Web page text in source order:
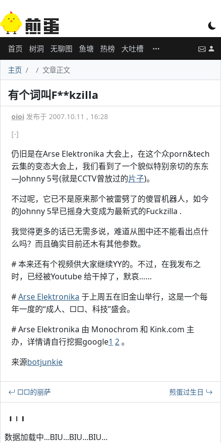
首页 树洞 无聊图 鱼塘 热榜 大吐槽
主页 文章正文
有个词叫F**kzilla
oioi 发布于 2007.10.11 , 16:28
[-]
仍旧是在Arse Elektronika 大会上，在这个众porn&tech
云集的变态大会上，我们看到了一个貌似特别亲切的东东
—Johnny 5号(就是CCTV曾放过的片子)。
不过呢，它已不是原来那个被雷劈了的傻冒机器人，如今
的Johnny 5早已摇身大变成为最新式的Fuckzilla .
我觉得更多的话已无需多说，难道从图中还不能看出点什
么吗？而且确实目前还木有其他参数。
# 本来还有个视频供大家继续YY的。不过，在我发布之
时，已经被Youtube 给干掉了，默哀……
#Arse Elektronika 于上周五在旧金山举行，这是一个每
年一度的“成人、□□、科技”盛会。
# Arse Elektronika 由 Monochrom 和 Kink.com 主
办，详情请自行挖掘google1 2。
来源botjunkie
□□的丽萨 煎蛋过生日
数据加载中...BIU...BIU...BIU...